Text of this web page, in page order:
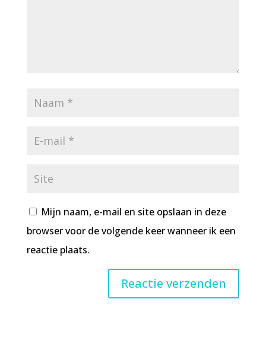
Mijn naam, e-mail en site opslaan in deze
browser voor de volgende keer wanneer ik een
reactie plaats.